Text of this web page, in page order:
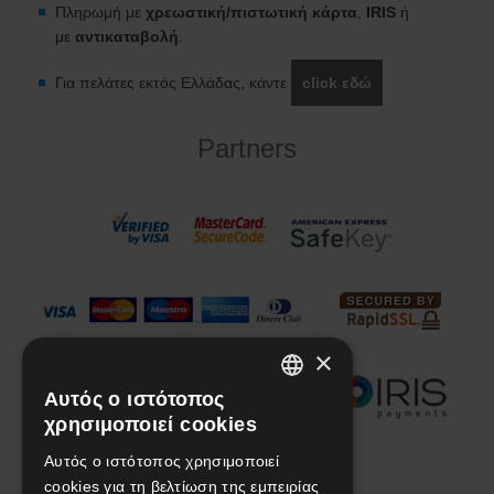
Πληρωμή με χρεωστική/πιστωτική κάρτα, IRIS ή
με αντικαταβολή.
Για πελάτες εκτός Ελλάδας, κάντε click εδώ
Partners
We are social!
×
Αυτός ο ιστότοπος
χρησιμοποιεί cookies
Αυτός ο ιστότοπος χρησιμοποιεί
cookies για τη βελτίωση της εμπειρίας